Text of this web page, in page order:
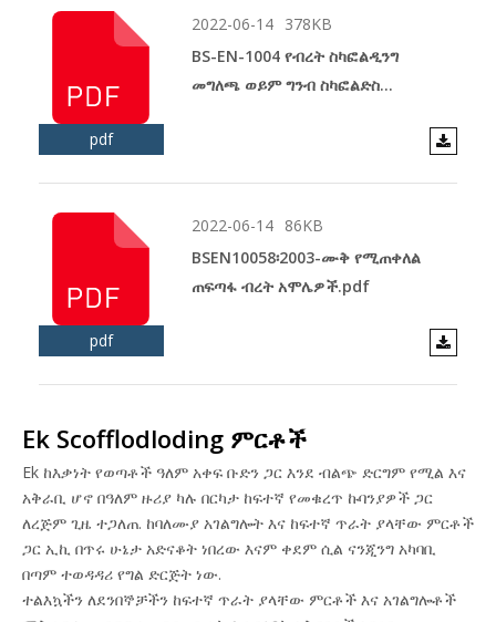
pdf
2022-06-14 378KB
BS-EN-1004 የብረት ስካፎልዲንግ
መግለጫ ወይም ግንብ ስካፎልድስ
pdf
2022-06-14 86KB
BSEN10058፡2003-ሙቅ የሚጠቀለል
ጠፍጣፋ ብረት አሞሌዎች.pdf
Ek Scofflodloding ምርቶች
Ek ከእቃነት የወጣቶች ዓለም አቀፍ ቡድን ጋር እንደ ብልጭ ድርግም የሚል እና
አቅራቢ ሆኖ በዓለም ዙሪያ ካሉ በርካታ ከፍተኛ የመቁረጥ ኩባንያዎች ጋር
ለረጅም ጊዜ ተጋለጠ. ከባለሙያ አገልግሎት እና ከፍተኛ ጥራት ያላቸው ምርቶች
ጋር ኢኪ በጥሩ ሁኔታ አድናቆት ነበረው እናም ቀደም ሲል ናንጂንግ አካባቢ
በጣም ተወዳዳሪ የግል ድርጅት ነው.
ተልእኳችን ለደንበኞቻችን ከፍተኛ ጥራት ያላቸው ምርቶች እና አገልግሎቶች